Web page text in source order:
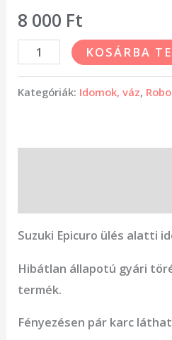
8 000 Ft
KOSÁRBA
Kategóriák: Idomok, váz,
Suzuki Epicuro ülés alatti
Hibátlan állapotú gyári
termék.
Fényezésen pár karc